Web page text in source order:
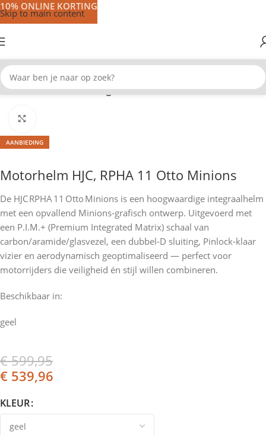
Skip to main content
Home Motorhelmen Integraal helmen
AANBIEDING
Motorhelm HJC, RPHA 11 Otto Minions
De HJC RPHA 11 Otto Minions is een hoogwaardige integraalhelm
met een opvallend Minions‑grafisch ontwerp. Uitgevoerd met
een P.I.M.+ (Premium Integrated Matrix) schaal van
carbon/aramide/glasvezel, een dubbel‑D sluiting, Pinlock‑klaar
vizier en aerodynamisch geoptimaliseerd — perfect voor
motorrijders die veiligheid én stijl willen combineren.
Beschikbaar in:
geel
€599,95
€ 539,96
KLEUR
10% ONLINE KORTING